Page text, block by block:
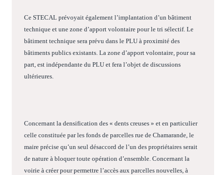
Ce STECAL prévoyait également l’implantation d’un bâtiment
technique et une zone d’apport volontaire pour le tri sélectif. Le
bâtiment technique sera prévu dans le PLU à proximité des
bâtiments publics existants. La zone d’apport volontaire, pour sa
part, est indépendante du PLU et fera l’objet de discussions
ultérieures.
Concernant la densification des « dents creuses » et en particulier
celle constituée par les fonds de parcelles rue de Chamarande, le
maire précise qu’un seul désaccord de l’un des propriétaires serait
de nature à bloquer toute opération d’ensemble. Concernant la
voirie à créer pour permettre l’accès aux parcelles nouvelles, à